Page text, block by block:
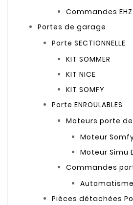
Commandes EHZ
Portes de garage
Porte SECTIONNELLE
KIT SOMMER
KIT NICE
KIT SOMFY
Porte ENROULABLES
Moteurs porte
Moteur
Moteur Simu
Commandes
Pièces détachées